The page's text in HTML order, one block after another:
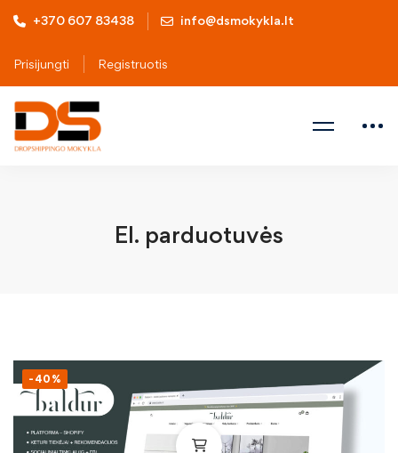
+370 607 83438 info@dsmokykla.lt
Prisijungti Registruotis
El. parduotuvės
-40%